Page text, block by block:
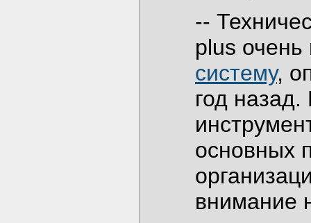
--
plus
систему,
год
основных
внимание